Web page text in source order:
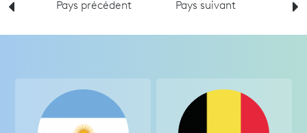
Pays précédent Pays suivant